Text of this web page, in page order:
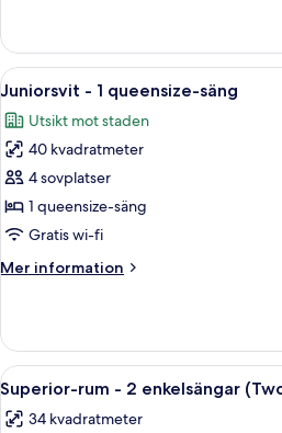
-
queensize-
Öppna
alla
foton
för
Juniorsvit
-
1
säng
Ett
6
Juniorsvit - 1 queensize-säng
Utsikt mot staden
40 kvadratmeter
4 sovplatser
1 queensize-säng
Gratis wi-fi
Mer information
Mer
-
queensize-
säng
Öppna
alla
foton
5
Superior-rum - 2 enkelsängar
34 kvadratmeter